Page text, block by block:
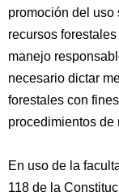
promoción del
recursos
manejo
necesario dictar
forestales con
procedimientos de
En uso de la
118 de la